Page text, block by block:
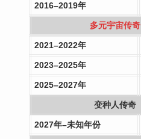
2016–2019年
多元宇宙传奇
2021–2022年
2023–2025年
2025–2027年
变种人传奇
2027年–未知年份